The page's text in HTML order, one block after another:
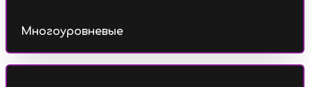
Многоуровневые